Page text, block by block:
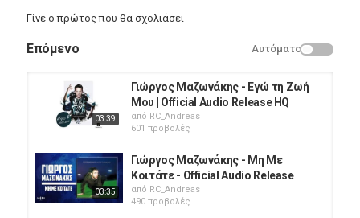
Greek Music
Γίνε ο πρώτος που θα σχολιάσει
Επόμενο Αυτόματο
03:39
Γιώργος Μαζωνάκης - Εγώ τη Ζωή
Μου | Official Audio Release HQ
από RC_Andreas
601 προβολές
03:35
Γιώργος Μαζωνάκης - Μη Με
Κοιτάτε - Official Audio Release
από RC_Andreas
490 προβολές